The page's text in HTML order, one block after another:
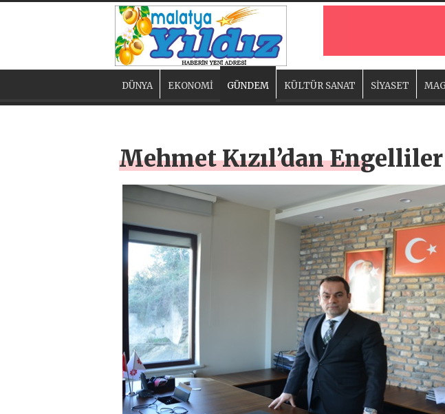
DÜNYA EKONOMİ GÜNDEM KÜLTÜR SANAT SİYASET
Mehmet Kızıl’dan